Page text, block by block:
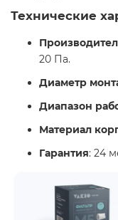
Технические
20 Па.
Диаметр
Диапазон
Материал
Гарантия: 24